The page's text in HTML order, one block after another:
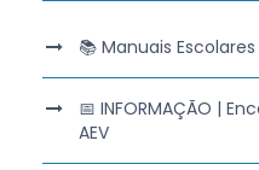
📚 Manuais
📅 INFORMAÇÃO |
AEV